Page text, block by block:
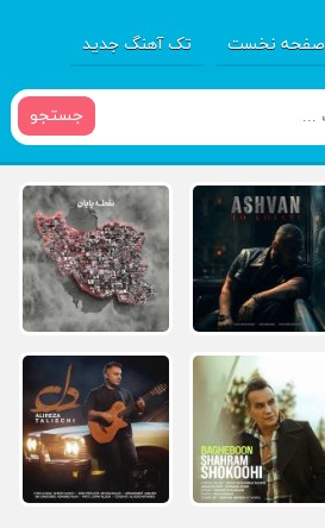
صفحه نخست تک آهنگ جدید
جستجو